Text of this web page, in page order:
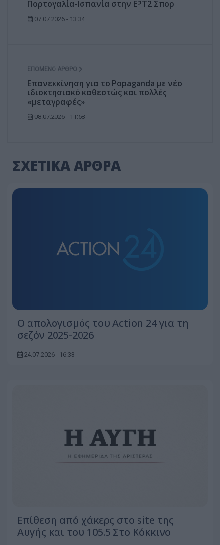
Πορτογαλία-Ισπανία στην ΕΡΤ2 Σπορ
07.07.2026 - 13:34
ΕΠΌΜΕΝΟ ΆΡΘΡΟ
Επανεκκίνηση για το Popaganda με νέο
ιδιοκτησιακό καθεστώς και πολλές
«μεταγραφές»
08.07.2026 - 11:58
ΣΧΕΤΙΚΑ ΑΡΘΡΑ
Ο απολογισμός του Action 24 για τη
σεζόν 2025-2026
24.07.2026 - 16:33
Επίθεση από χάκερς στο site της
Αυγής και του 105.5 Στο Κόκκινο